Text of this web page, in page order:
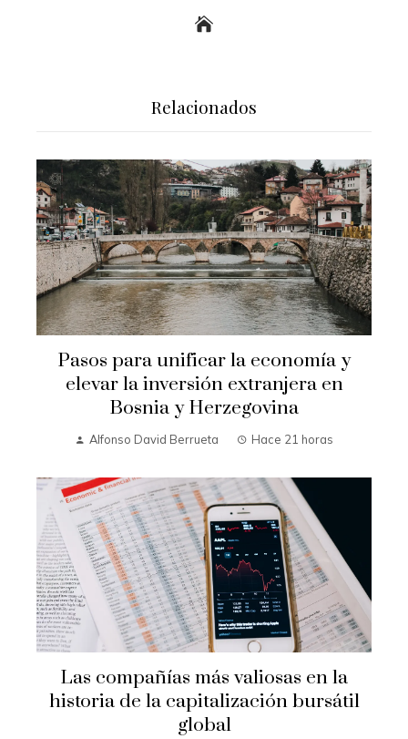
Relacionados
Pasos para unificar la economía y
elevar la inversión extranjera en
Bosnia y Herzegovina
Alfonso David Berrueta Hace 21 horas
Las compañías más valiosas en la
historia de la capitalización bursátil
global